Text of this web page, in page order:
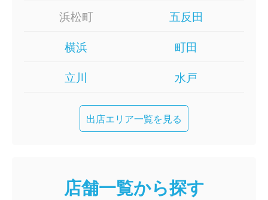
浜松町
五反田
横浜
町田
立川
水戸
出店エリア一覧を見る
店舗一覧から探す